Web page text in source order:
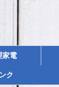
家電
ク